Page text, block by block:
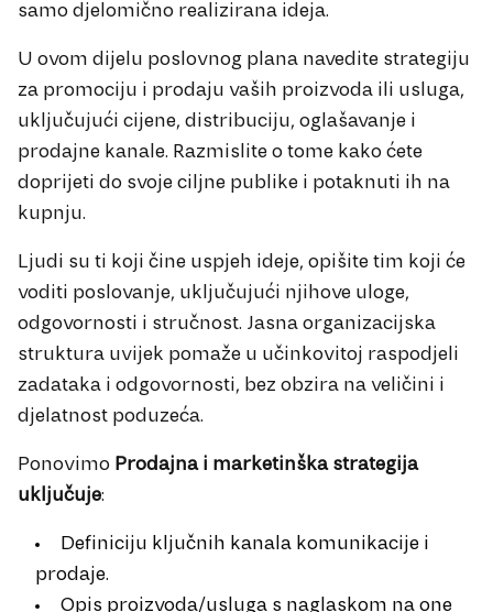
samo djelomično realizirana ideja.
U ovom dijelu poslovnog plana navedite strategiju
za promociju i prodaju vaših proizvoda ili usluga,
uključujući cijene, distribuciju, oglašavanje i
prodajne kanale. Razmislite o tome kako ćete
doprijeti do svoje ciljne publike i potaknuti ih na
kupnju.
Ljudi su ti koji čine uspjeh ideje, opišite tim koji će
voditi poslovanje, uključujući njihove uloge,
odgovornosti i stručnost. Jasna organizacijska
struktura uvijek pomaže u učinkovitoj raspodjeli
zadataka i odgovornosti, bez obzira na veličini i
djelatnost poduzeća.
Ponovimo Prodajna i marketinška strategija
uključuje:
Definiciju ključnih kanala komunikacije i
prodaje.
Opis proizvoda/usluga s naglaskom na one